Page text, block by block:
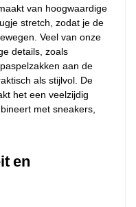
van hoogwaardige
stretch, zodat je de
Veel van onze
details, zoals
aan de
als stijlvol. De
het een veelzijdig
met sneakers,
en